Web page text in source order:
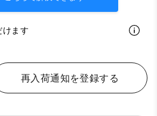
けます
再入荷通知を登録する